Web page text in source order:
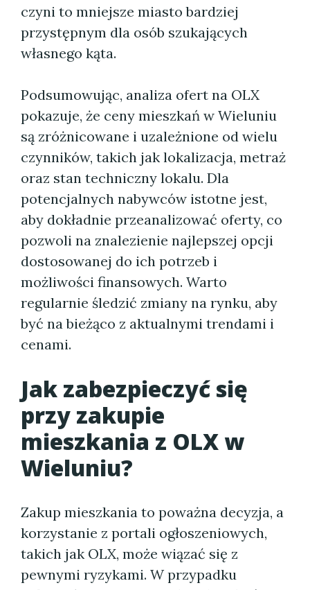
czyni to mniejsze miasto bardziej
przystępnym dla osób szukających
własnego kąta.
Podsumowując, analiza ofert na OLX
pokazuje, że ceny mieszkań w Wieluniu
są zróżnicowane i uzależnione od wielu
czynników, takich jak lokalizacja, metraż
oraz stan techniczny lokalu. Dla
potencjalnych nabywców istotne jest,
aby dokładnie przeanalizować oferty, co
pozwoli na znalezienie najlepszej opcji
dostosowanej do ich potrzeb i
możliwości finansowych. Warto
regularnie śledzić zmiany na rynku, aby
być na bieżąco z aktualnymi trendami i
cenami.
Jak zabezpieczyć się
przy zakupie
mieszkania z OLX w
Wieluniu?
Zakup mieszkania to poważna decyzja, a
korzystanie z portali ogłoszeniowych,
takich jak OLX, może wiązać się z
pewnymi ryzykami. W przypadku